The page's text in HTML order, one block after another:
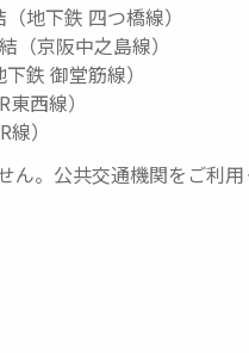
地下鉄 四つ橋線）
（京阪中之島線）
鉄 御堂筋線）
西線）
）
。公共交通機関をご利用